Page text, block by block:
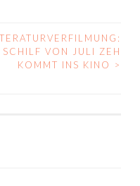
SCHILF VON JULI ZEH
KOMMT INS KINO
>